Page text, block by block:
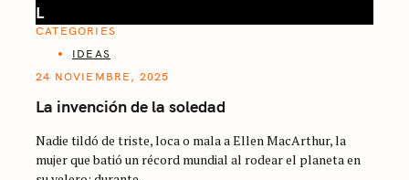
L
CATEGORIES
IDEAS
24 NOVIEMBRE, 2025
La invención de la soledad
Nadie tildó de triste, loca o mala a Ellen MacArthur, la
mujer que batió un récord mundial al rodear el planeta en